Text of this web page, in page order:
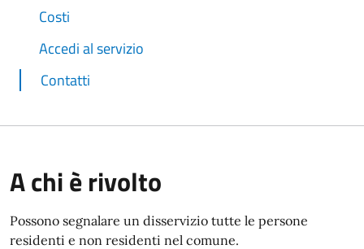
Costi
Accedi al servizio
Contatti
A chi è rivolto
Possono segnalare un disservizio tutte le persone
residenti e non residenti nel comune.